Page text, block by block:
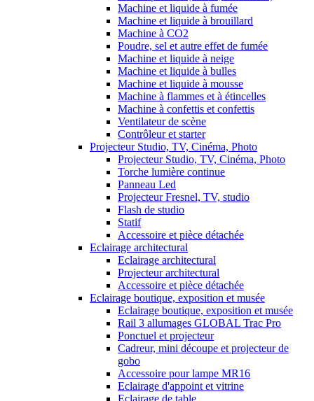
Machine et liquide à fumée
Machine et liquide à brouillard
Machine à CO2
Poudre, sel et autre effet de fumée
Machine et liquide à neige
Machine et liquide à bulles
Machine et liquide à mousse
Machine à flammes et à étincelles
Machine à confettis et confettis
Ventilateur de scène
Contrôleur et starter
Projecteur Studio, TV, Cinéma, Photo
Projecteur Studio, TV, Cinéma, Photo
Torche lumière continue
Panneau Led
Projecteur Fresnel, TV, studio
Flash de studio
Statif
Accessoire et pièce détachée
Eclairage architectural
Eclairage architectural
Projecteur architectural
Accessoire et pièce détachée
Eclairage boutique, exposition et musée
Eclairage boutique, exposition et musée
Rail 3 allumages GLOBAL Trac Pro
Ponctuel et projecteur
Cadreur, mini découpe et projecteur de
gobo
Accessoire pour lampe MR16
Eclairage d'appoint et vitrine
Eclairage de table